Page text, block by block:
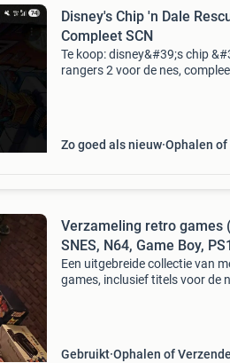
Disney's Chip 'n Dale
Compleet SCN
Te koop: disney&#39;s chip
rangers 2 voor de nes,
Zo goed als nieuw Ophalen of
Verzameling retro games
SNES, N64, Game Boy, PS1
Een uitgebreide collectie van
games, inclusief titels voor de
Gebruikt Ophalen of